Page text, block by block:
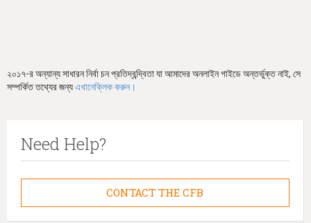
২০১৭-র অন্যান্য সাধারন নির্বা চন প্রতিদ্বন্দ্বিতা যা আমাদের অনলাইন গাইডে অন্তর্ভুক্ত নাই, সে
সম্পর্কিত তথ্যের জন্যএখানেক্লিক করুন।
Need Help?
CONTACT THE CFB